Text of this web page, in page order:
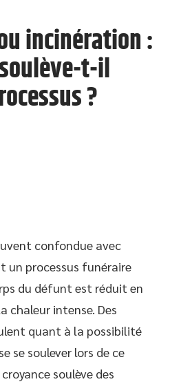
incinération :
t-il
?
confondue avec
un processus funéraire
du défunt est réduit en
chaleur intense. Des
quant à la possibilité
se soulever lors de ce
soulève des